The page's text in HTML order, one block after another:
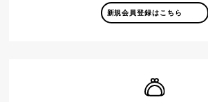
新規会員登録はこちら